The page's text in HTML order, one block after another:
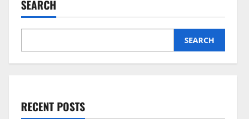
SEARCH
SEARCH
RECENT POSTS